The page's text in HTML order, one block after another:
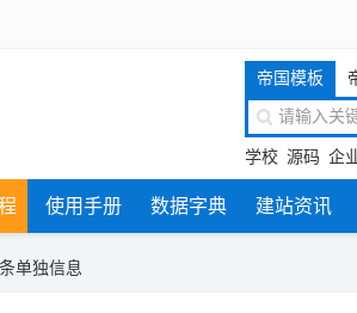
帝国模板
学校 源码 企
使用手册 数据字典 建站资讯
单独信息